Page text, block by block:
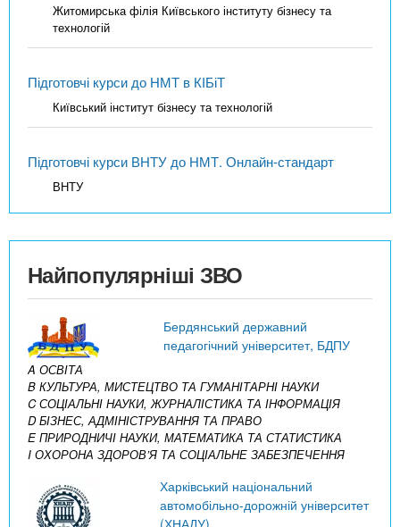
Житомирська філія Київського інституту бізнесу та
технологій
Підготовчі курси до НМТ в КІБіТ
Київський інститут бізнесу та технологій
Підготовчі курси ВНТУ до НМТ. Онлайн-стандарт
ВНТУ
Найпопулярніші ЗВО
Бердянський державний
педагогічний університет, БДПУ
A ОСВІТА
B КУЛЬТУРА, МИСТЕЦТВО ТА ГУМАНІТАРНІ НАУКИ
C СОЦІАЛЬНІ НАУКИ, ЖУРНАЛІСТИКА ТА ІНФОРМАЦІЯ
D БІЗНЕС, АДМІНІСТРУВАННЯ ТА ПРАВО
E ПРИРОДНИЧІ НАУКИ, МАТЕМАТИКА ТА СТАТИСТИКА
I ОХОРОНА ЗДОРОВ’Я ТА СОЦІАЛЬНЕ ЗАБЕЗПЕЧЕННЯ
Харківський національний
автомобільно-дорожній університет
(ХНАДУ)